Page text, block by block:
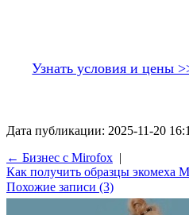
Узнать условия и цены
Дата публикации: 2025-11-20
← Бизнес с Mirofox |
Как получить образцы экомеха
Похожие записи (3)